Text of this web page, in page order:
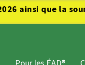
ainsi que la